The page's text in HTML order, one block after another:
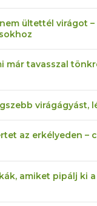
ültettél virágot –
már tavasszal
virágágyást,
az erkélyeden –
amiket pipálj ki